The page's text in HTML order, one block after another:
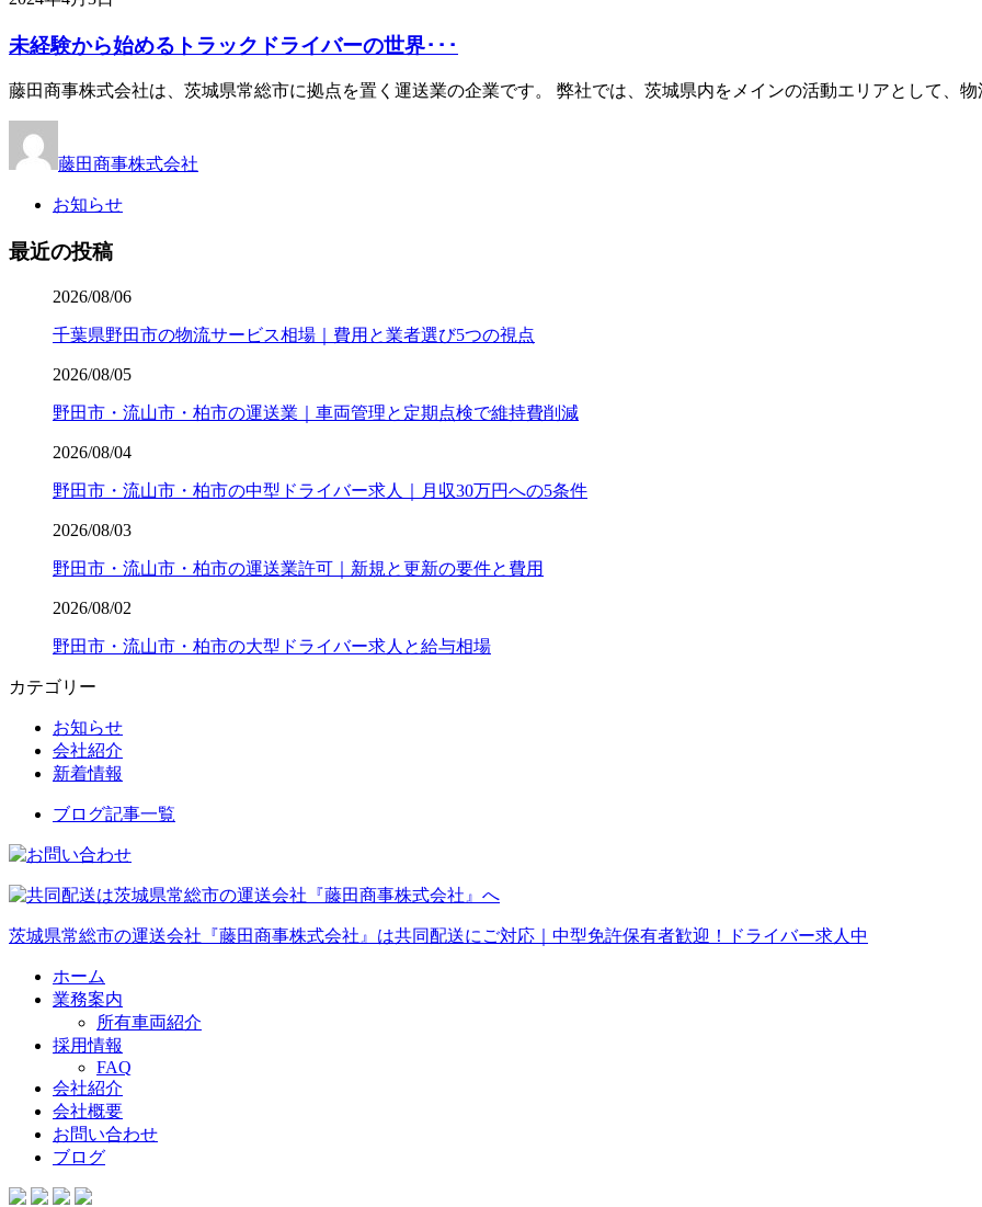
未経験から始めるトラックドライバーの世界･･･
藤田商事株式会社は、茨城県常総市に拠点を置く運送業の企業です。 弊社では、茨城県内をメインの活動エリアとして、
藤田商事株式会社
お知らせ
最近の投稿
2026/08/06
千葉県野田市の物流サービス相場｜費用と業者選び5つの視点
2026/08/05
野田市・流山市・柏市の運送業｜車両管理と定期点検で維持費削減
2026/08/04
野田市・流山市・柏市の中型ドライバー求人｜月収30万円への5条件
2026/08/03
野田市・流山市・柏市の運送業許可｜新規と更新の要件と費用
2026/08/02
野田市・流山市・柏市の大型ドライバー求人と給与相場
カテゴリー
お知らせ
会社紹介
新着情報
ブログ記事一覧
茨城県常総市の運送会社『藤田商事株式会社』は共同配送にご対応｜中型免許保有者歓迎！ドライバー求人中
ホーム
業務案内
所有車両紹介
採用情報
FAQ
会社紹介
会社概要
お問い合わせ
ブログ